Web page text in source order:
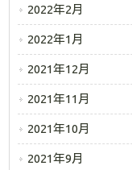
2022年2月
2022年1月
2021年12月
2021年11月
2021年10月
2021年9月